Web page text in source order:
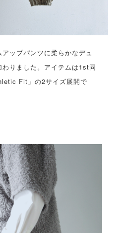
ップパンツに柔らかなデュ
りました。アイテムは1st同
Fit」の2サイズ展開で